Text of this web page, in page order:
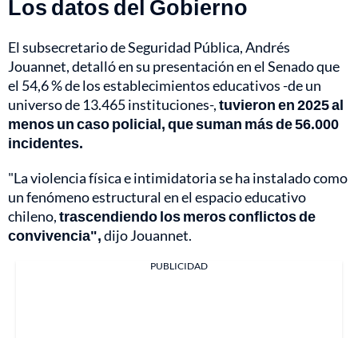
Los datos del Gobierno
El subsecretario de Seguridad Pública, Andrés
Jouannet, detalló en su presentación en el Senado que
el 54,6 % de los establecimientos educativos -de un
universo de 13.465 instituciones-,tuvieron en 2025 al
menos un caso policial, que suman más de 56.000
incidentes.
"La violencia física e intimidatoria se ha instalado como
un fenómeno estructural en el espacio educativo
chileno,trascendiendo los meros conflictos de
convivencia",dijo Jouannet.
PUBLICIDAD